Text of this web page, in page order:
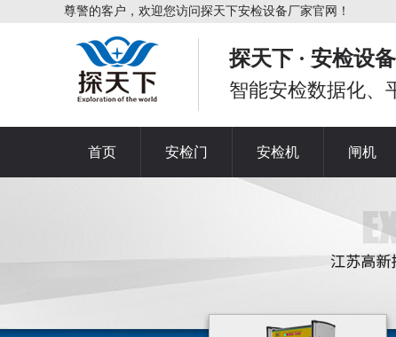
尊警的客户，欢迎您访问探天下安检设备厂家官网！
探天下 · 安检设备
智能安检数据化、
首页 安检门 安检机 闸机